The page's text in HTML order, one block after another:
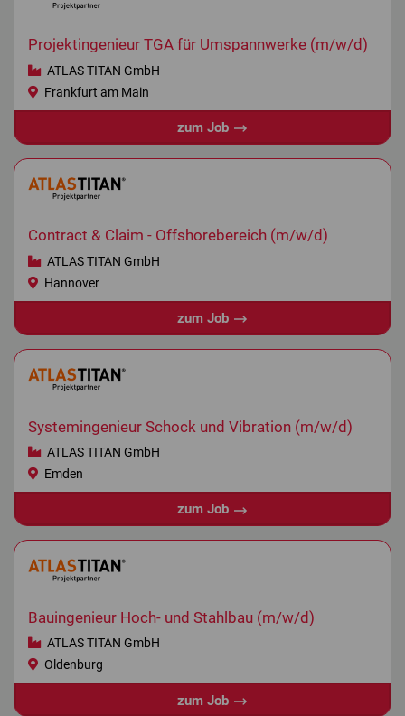
Projektingenieur TGA für Umspannwerke (m/w/d)
ATLAS TITAN GmbH
Frankfurt am Main
zum Job
Contract & Claim - Offshorebereich (m/w/d)
ATLAS TITAN GmbH
Hannover
zum Job
Systemingenieur Schock und Vibration (m/w/d)
ATLAS TITAN GmbH
Emden
zum Job
Bauingenieur Hoch- und Stahlbau (m/w/d)
ATLAS TITAN GmbH
Oldenburg
zum Job